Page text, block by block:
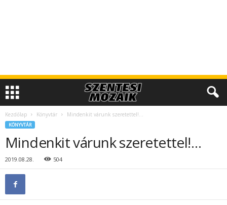
Kezdőlap Könyvtár Mindenkit várunk szeretettel!…
KÖNYVTÁR
Mindenkit várunk szeretettel!…
2019.08.28. 504